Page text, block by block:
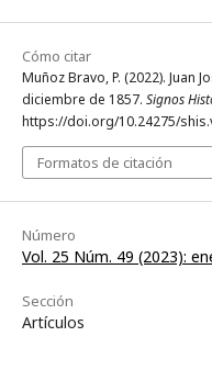
Cómo citar
Muñoz Bravo, P. (2022). Juan
diciembre de 1857. Signos
https://doi.org/10.24275/
Formatos de citación
Número
Vol. 25 Núm. 49 (2023):
Sección
Artículos